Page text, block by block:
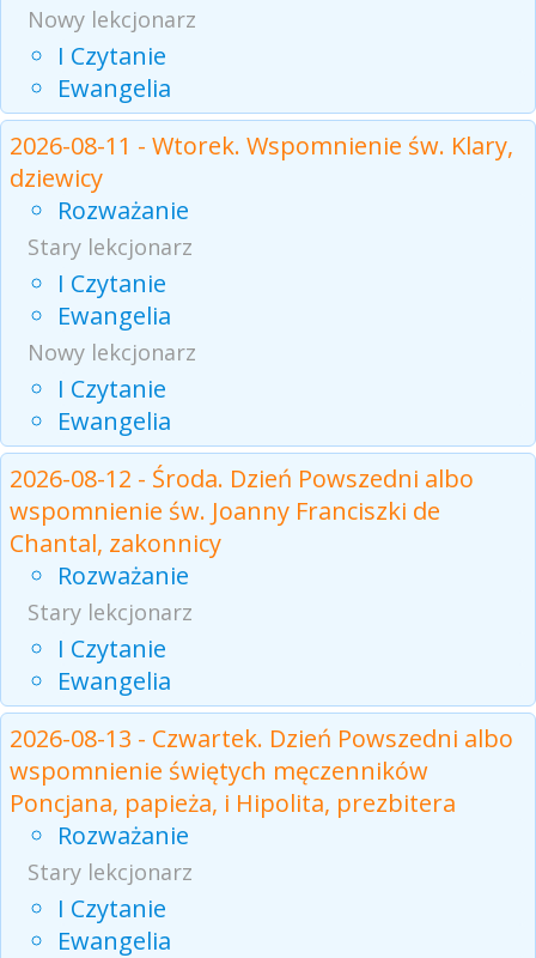
Nowy lekcjonarz
I Czytanie
Ewangelia
2026-08-11 - Wtorek. Wspomnienie św. Klary,
dziewicy
Rozważanie
Stary lekcjonarz
I Czytanie
Ewangelia
Nowy lekcjonarz
I Czytanie
Ewangelia
2026-08-12 - Środa. Dzień Powszedni albo
wspomnienie św. Joanny Franciszki de
Chantal, zakonnicy
Rozważanie
Stary lekcjonarz
I Czytanie
Ewangelia
2026-08-13 - Czwartek. Dzień Powszedni albo
wspomnienie świętych męczenników
Poncjana, papieża, i Hipolita, prezbitera
Rozważanie
Stary lekcjonarz
I Czytanie
Ewangelia